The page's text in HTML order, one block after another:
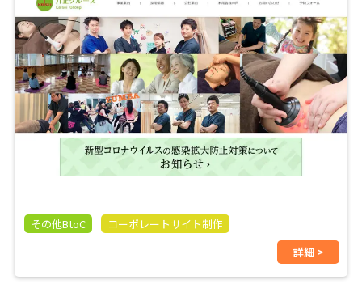
その他BtoC
コーポレートサイト制作
詳細 >